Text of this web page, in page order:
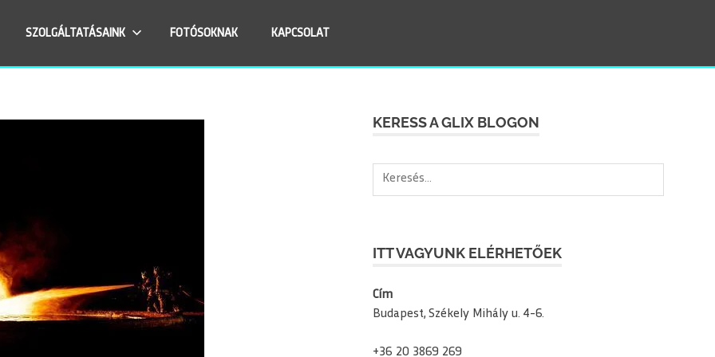
SZOLGÁLTATÁSAINK FOTÓSOKNAK KAPCSOLAT
KERESS A GLIX BLOGON
Keresés:
ITT VAGYUNK ELÉRHETŐEK
Cím
Budapest, Székely Mihály u. 4-6.
+36 20 3869 269